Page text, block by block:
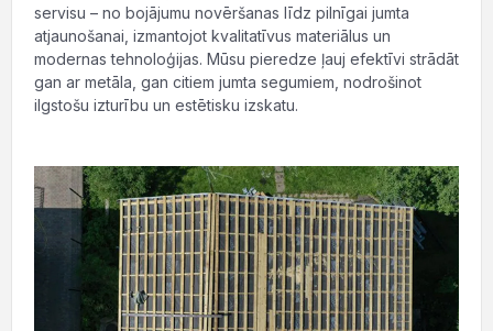
servisu – no bojājumu novēršanas līdz pilnīgai jumta
atjaunošanai, izmantojot kvalitatīvus materiālus un
modernas tehnoloģijas. Mūsu pieredze ļauj efektīvi strādāt
gan ar metāla, gan citiem jumta segumiem, nodrošinot
ilgstošu izturību un estētisku izskatu.